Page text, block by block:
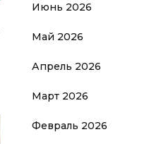
Июнь 2026
Май 2026
Апрель 2026
Март 2026
Февраль 2026